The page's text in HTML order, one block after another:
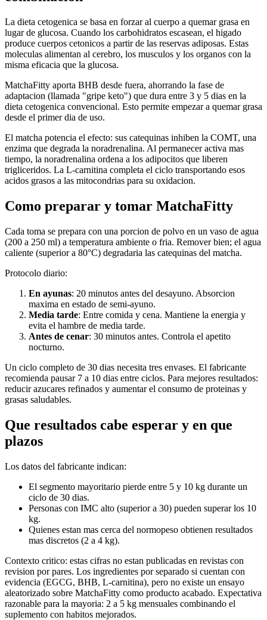
La dieta cetogenica se basa en forzar al cuerpo a quemar grasa en
lugar de glucosa. Cuando los carbohidratos escasean, el higado
produce cuerpos cetonicos a partir de las reservas adiposas. Estas
moleculas alimentan al cerebro, los musculos y los organos con la
misma eficacia que la glucosa.
MatchaFitty aporta BHB desde fuera, ahorrando la fase de
adaptacion (llamada "gripe keto") que dura entre 3 y 5 dias en la
dieta cetogenica convencional. Esto permite empezar a quemar grasa
desde el primer dia de uso.
El matcha potencia el efecto: sus catequinas inhiben la COMT, una
enzima que degrada la noradrenalina. Al permanecer activa mas
tiempo, la noradrenalina ordena a los adipocitos que liberen
trigliceridos. La L-carnitina completa el ciclo transportando esos
acidos grasos a las mitocondrias para su oxidacion.
Como preparar y tomar MatchaFitty
Cada toma se prepara con una porcion de polvo en un vaso de agua
(200 a 250 ml) a temperatura ambiente o fria. Remover bien; el agua
caliente (superior a 80°C) degradaria las catequinas del matcha.
Protocolo diario:
En ayunas: 20 minutos antes del desayuno. Absorcion
maxima en estado de semi-ayuno.
Media tarde: Entre comida y cena. Mantiene la energia y
evita el hambre de media tarde.
Antes de cenar: 30 minutos antes. Controla el apetito
nocturno.
Un ciclo completo de 30 dias necesita tres envases. El fabricante
recomienda pausar 7 a 10 dias entre ciclos. Para mejores resultados:
reducir azucares refinados y aumentar el consumo de proteinas y
grasas saludables.
Que resultados cabe esperar y en que
plazos
Los datos del fabricante indican:
El segmento mayoritario pierde entre 5 y 10 kg durante un
ciclo de 30 dias.
Personas con IMC alto (superior a 30) pueden superar los 10
kg.
Quienes estan mas cerca del normopeso obtienen resultados
mas discretos (2 a 4 kg).
Contexto critico: estas cifras no estan publicadas en revistas con
revision por pares. Los ingredientes por separado si cuentan con
evidencia (EGCG, BHB, L-carnitina), pero no existe un ensayo
aleatorizado sobre MatchaFitty como producto acabado. Expectativa
razonable para la mayoria: 2 a 5 kg mensuales combinando el
suplemento con habitos mejorados.